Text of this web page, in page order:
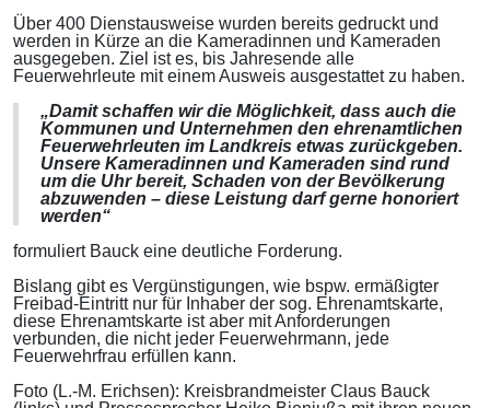
Über 400 Dienstausweise wurden bereits gedruckt und
werden in Kürze an die Kameradinnen und Kameraden
ausgegeben. Ziel ist es, bis Jahresende alle
Feuerwehrleute mit einem Ausweis ausgestattet zu haben.
„Damit schaffen wir die Möglichkeit, dass auch die
Kommunen und Unternehmen den ehrenamtlichen
Feuerwehrleuten im Landkreis etwas zurückgeben.
Unsere Kameradinnen und Kameraden sind rund
um die Uhr bereit, Schaden von der Bevölkerung
abzuwenden – diese Leistung darf gerne honoriert
werden“
formuliert Bauck eine deutliche Forderung.
Bislang gibt es Vergünstigungen, wie bspw. ermäßigter
Freibad-Eintritt nur für Inhaber der sog. Ehrenamtskarte,
diese Ehrenamtskarte ist aber mit Anforderungen
verbunden, die nicht jeder Feuerwehrmann, jede
Feuerwehrfrau erfüllen kann.
Foto (L.-M. Erichsen): Kreisbrandmeister Claus Bauck